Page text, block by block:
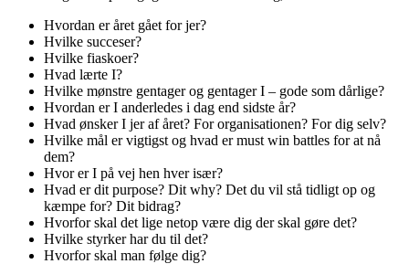
Hvordan er året gået for jer?
Hvilke succeser?
Hvilke fiaskoer?
Hvad lærte I?
Hvilke mønstre gentager og gentager I – gode som dårlige?
Hvordan er I anderledes i dag end sidste år?
Hvad ønsker I jer af året? For organisationen? For dig selv?
Hvilke mål er vigtigst og hvad er must win battles for at nå
dem?
Hvor er I på vej hen hver især?
Hvad er dit purpose? Dit why? Det du vil stå tidligt op og
kæmpe for? Dit bidrag?
Hvorfor skal det lige netop være dig der skal gøre det?
Hvilke styrker har du til det?
Hvorfor skal man følge dig?